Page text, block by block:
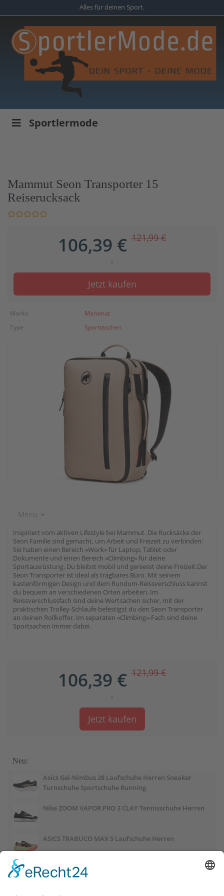
to
content
Alles für deinen Sport.
Sportlermode
Mammut Seon Transporter 15
Reiserucksack
106,39 €121,99 €
*
Jetzt kaufen
Marke
Mammut
Type
Sporttaschen
Menu
Inspiriert vom aktiven Lifestyle bei Mammut. Die Rucksäcke der
Seon Familie sind gemacht, um Arbeit und Freizeit zu verbinden:
Sie haben einen Bereich «Work» für Laptop, Tablet oder
Dokumente und einen Bereich «Climbing» für deine
Sportausrüstung. Du bleibst mobil und geniesst deine Freizeit.Der
Seon Transporter ist ideal als tragbares Büro. Mit seinem
kastenförmigen Design und dem Rundum-Reissverschluss kannst
du bequem an verschiedenen Orten arbeiten. Im
Reissverschlussfach sind deine Wertsachen sicher, mit der
praktischen Trolley-Schlaufe befestigst du den Seon Transporter
an deinen Rollkoffer. Im separaten «Climbing»-Fach sind deine
Sportsachen immer dabei.
106,39 €121,99 €
*
Jetzt kaufen
Neu:
Asics Gel-Nimbus 28 Laufschuhe Herren Sneaker
Turnschuhe Sportschuhe Running
Nike ZOOM VAPOR PRO 3 CLAY Tennisschuhe Herren
ASICS TRABUCO MAX 5 Laufschuhe Herren
ASICS GEL-PULSE 17 Laufschuhe Damen